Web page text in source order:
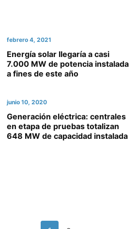
febrero 4, 2021
Energía solar llegaría a casi
7.000 MW de potencia instalada
a fines de este año
junio 10, 2020
Generación eléctrica: centrales
en etapa de pruebas totalizan
648 MW de capacidad instalada